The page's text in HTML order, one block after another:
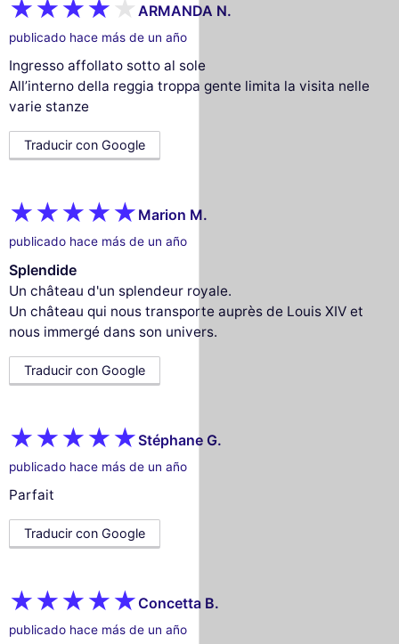
ARMANDA N.
publicado hace más de un año
Ingresso affollato sotto al sole
All’interno della reggia troppa gente limita la visita nelle
varie stanze
Traducir con Google
Marion M.
publicado hace más de un año
Splendide
Un château d'un splendeur royale.
Un château qui nous transporte auprès de Louis XIV et
nous immergé dans son univers.
Traducir con Google
Stéphane G.
publicado hace más de un año
Parfait
Traducir con Google
Concetta B.
publicado hace más de un año